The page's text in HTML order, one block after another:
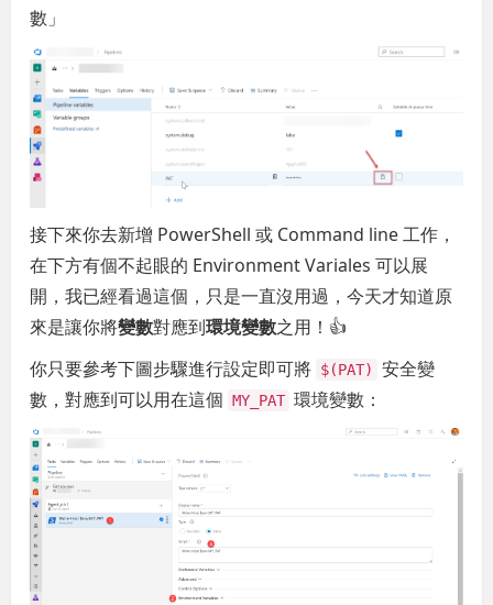
數」
接下來你去新增 PowerShell 或 Command line 工作，
在下方有個不起眼的 Environment Variales 可以展
開，我已經看過這個，只是一直沒用過，今天才知道原
來是讓你將變數對應到環境變數之用！👍
你只要參考下圖步驟進行設定即可將 $(PAT)
安全變
數，對應到可以用在這個 MY_PAT 環境變數：